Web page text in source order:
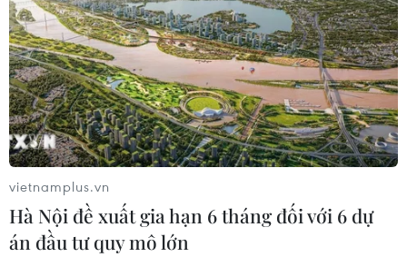
sản văn hóa phi vật thể.
vietnamplus.vn
Hà Nội đề xuất gia hạn 6 tháng đối với 6 dự
án đầu tư quy mô lớn